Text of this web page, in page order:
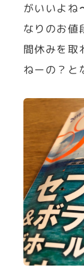
がいいよね
なりのお値
間休みを取
ねーの？